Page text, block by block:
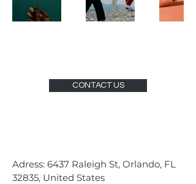
CONTACT US
Adress: 6437 Raleigh St, Orlando, FL
32835, United States